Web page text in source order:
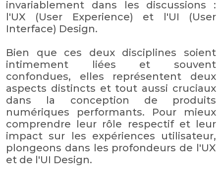
invariablement dans les discussions :
l'UX (User Experience) et l'UI (User
Interface) Design.
Bien que ces deux disciplines soient
intimement liées et souvent
confondues, elles représentent deux
aspects distincts et tout aussi cruciaux
dans la conception de produits
numériques performants. Pour mieux
comprendre leur rôle respectif et leur
impact sur les expériences utilisateur,
plongeons dans les profondeurs de l'UX
et de l'UI Design.